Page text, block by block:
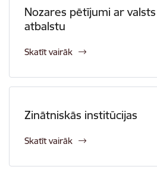
Nozares pētījumi ar
atbalstu
Skatīt vairāk
Zinātniskās institūcijas
Skatīt vairāk